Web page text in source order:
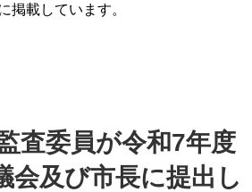
掲載しています。
査委員が令和7年度
会及び市長に提出し